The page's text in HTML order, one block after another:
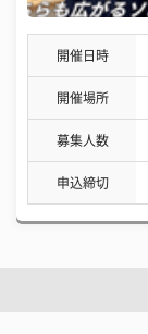
開催日時
開催場所
募集人数
申込締切